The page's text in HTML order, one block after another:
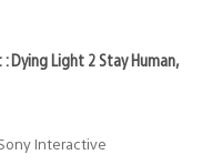
Dying Light 2 Stay Human,
Interactive